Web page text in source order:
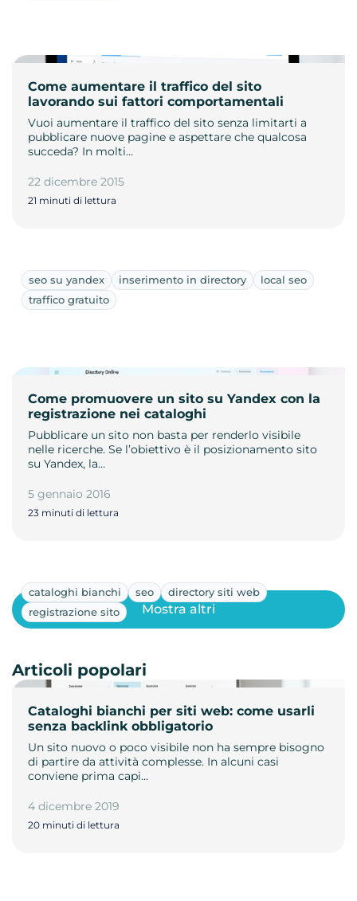
Come aumentare il traffico del sito
lavorando sui fattori comportamentali
Vuoi aumentare il traffico del sito senza limitarti a
pubblicare nuove pagine e aspettare che qualcosa
succeda? In molti…
22 dicembre 2015
21 minuti di lettura
seo su yandex inserimento in directory
local seo
traffico gratuito
Come promuovere un sito su Yandex con la
registrazione nei cataloghi
Pubblicare un sito non basta per renderlo visibile
nelle ricerche. Se l’obiettivo è il posizionamento sito
su Yandex, la…
5 gennaio 2016
23 minuti di lettura
cataloghi bianchi seo
directory siti web
registrazione sito
Cataloghi bianchi per siti web: come usarli
senza backlink obbligatorio
Un sito nuovo o poco visibile non ha sempre bisogno
di partire da attività complesse. In alcuni casi
conviene prima capi…
4 dicembre 2019
20 minuti di lettura
Mostra altri
Articoli popolari